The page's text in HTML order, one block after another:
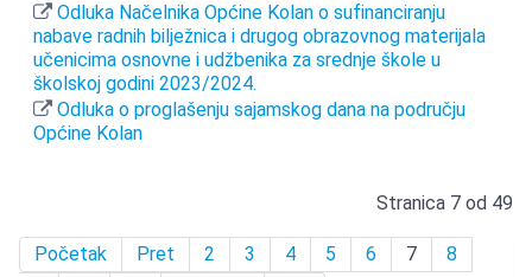
Odluka Načelnika Općine Kolan o sufinanciranju
nabave radnih bilježnica i drugog obrazovnog materijala
učenicima osnovne i udžbenika za srednje škole u
školskoj godini 2023/2024.
Odluka o proglašenju sajamskog dana na području
Općine Kolan
Stranica 7 od 49
Početak Pret 2 3 4 5 6 7
8